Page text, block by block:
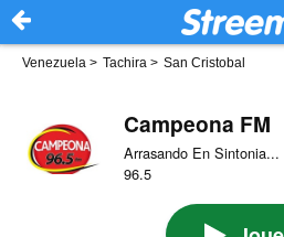
Venezuela > Tachira > San Cristobal
Campeona FM
Arrasando En Sintonia...
96.5